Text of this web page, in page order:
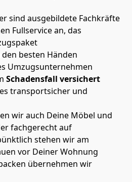
sind ausgebildete Fachkräfte
Fullservice an, das
besten Händen
Umzugsunternehmen
Schadensfall versichert
transportsicher und
wir auch Deine Möbel und
fachgerecht auf
stehen wir am
vor Deiner Wohnung
übernehmen wir